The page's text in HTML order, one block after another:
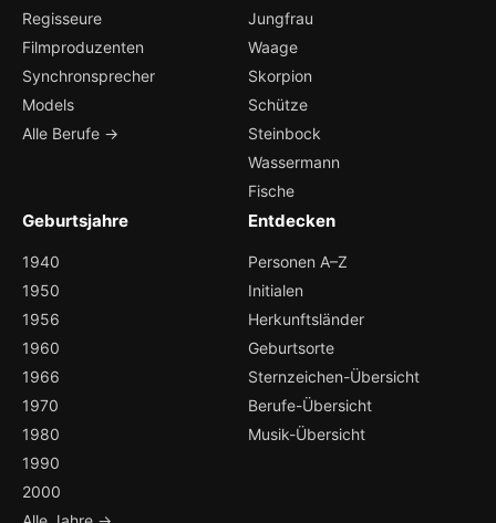
Regisseure
Filmproduzenten
Synchronsprecher
Models
Alle Berufe →
Jungfrau
Waage
Skorpion
Schütze
Steinbock
Wassermann
Fische
Geburtsjahre
1940
1950
1956
1960
1966
1970
1980
1990
2000
Entdecken
Personen A–Z
Initialen
Herkunftsländer
Geburtsorte
Sternzeichen-Übersicht
Berufe-Übersicht
Musik-Übersicht